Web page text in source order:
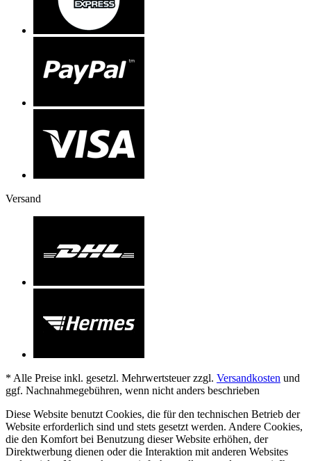
Versand
* Alle Preise inkl. gesetzl. Mehrwertsteuer zzgl. Versandkosten und
ggf. Nachnahmegebühren, wenn nicht anders beschrieben
Diese Website benutzt Cookies, die für den technischen Betrieb der
Website erforderlich sind und stets gesetzt werden. Andere Cookies,
die den Komfort bei Benutzung dieser Website erhöhen, der
Direktwerbung dienen oder die Interaktion mit anderen Websites